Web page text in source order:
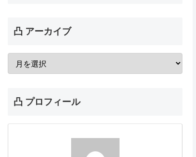
凸 アーカイブ
凸 プロフィール